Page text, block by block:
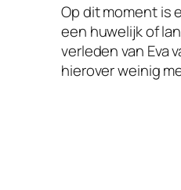
Op dit moment is
een huwelijk of
verleden van Eva
hierover weinig